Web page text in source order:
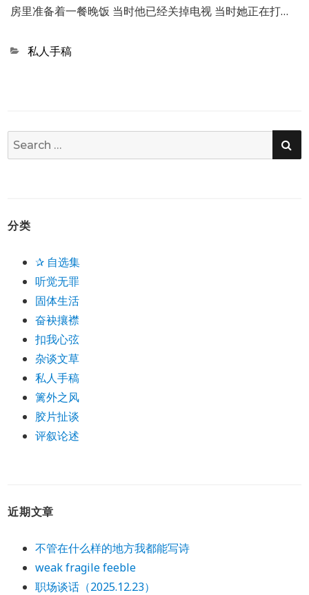
房里准备着一餐晚饭 当时他已经关掉电视 当时她正在打…
Categories
私人手稿
Search
for:
分类
✰ 自选集
听觉无罪
固体生活
奋袂攘襟
扣我心弦
杂谈文草
私人手稿
篱外之风
胶片扯谈
评叙论述
近期文章
不管在什么样的地方我都能写诗
weak fragile feeble
职场谈话（2025.12.23）